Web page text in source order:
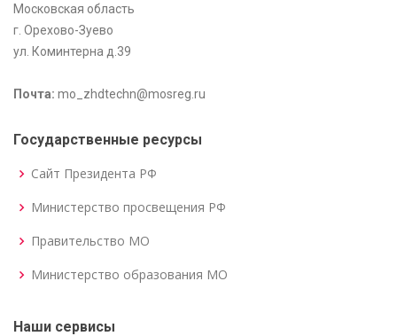
Московская область
г. Орехово-Зуево
ул. Коминтерна д.39
Почта: mo_zhdtechn@mosreg.ru
Государственные ресурсы
Сайт Президента РФ
Министерство просвещения РФ
Правительство МО
Министерство образования МО
Наши сервисы